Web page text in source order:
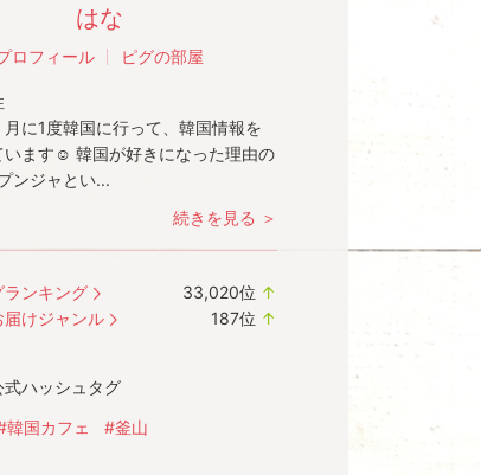
はな
ロフィール ピグの部屋
月に1度韓国に行って、韓国情報を
います☺️ 韓国が好きになった理由の
ンジャとい...
続きを見る ＞
ンキング 33,020位 ↑
けジャンル 187位 ↑
式ハッシュタグ
韓国カフェ #釜山